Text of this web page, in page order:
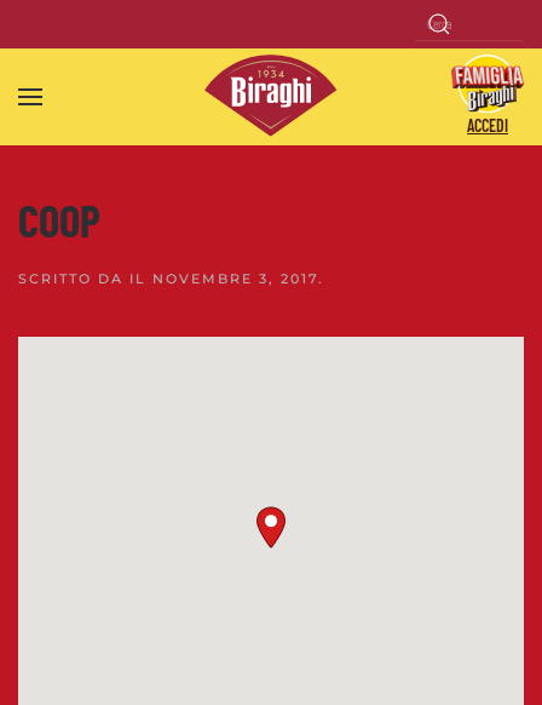
Skip to main content
ACCEDI
COOP
SCRITTO DA IL NOVEMBRE 3, 2017.